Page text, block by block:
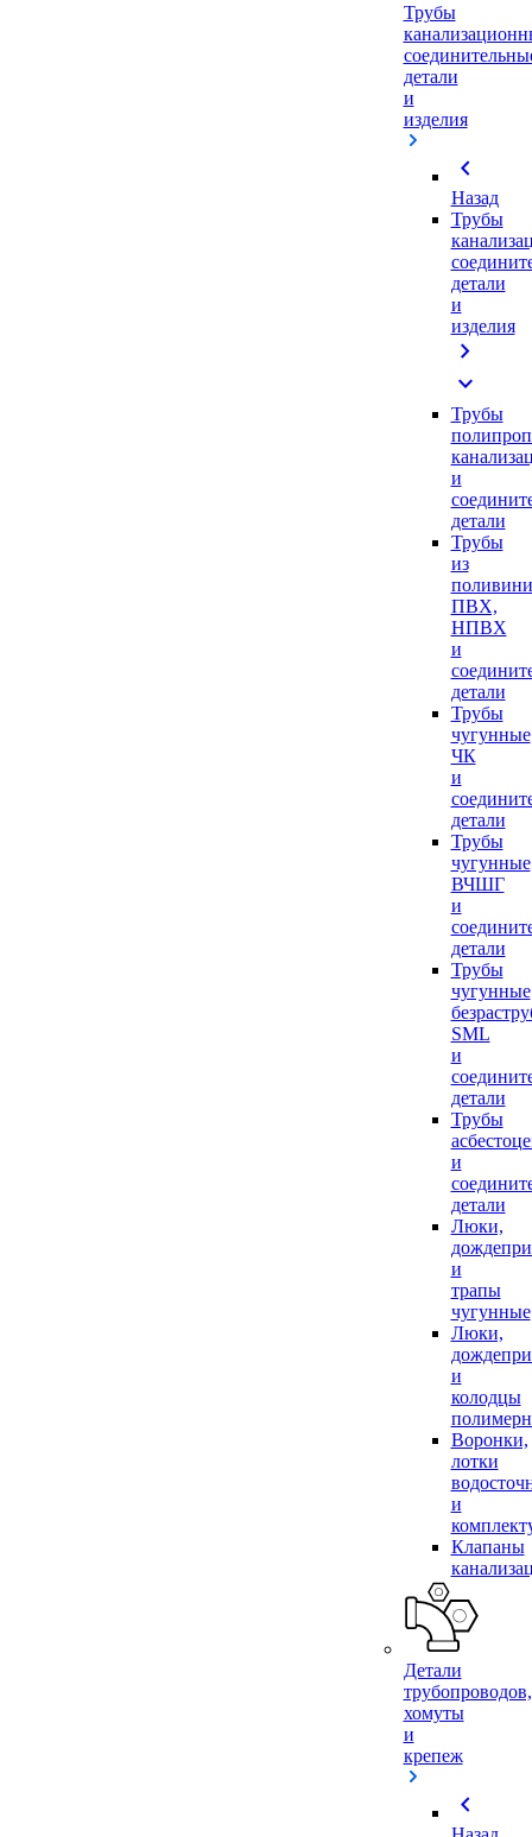
Трубы
детали
и
изделия
chevron_left
Назад
Трубы
детали
и
изделия
chevron_right
expand_more
Трубы
и
детали
Трубы
из
ПВХ,
НПВХ
и
детали
Трубы
чугунные
ЧК
и
детали
Трубы
чугунные
ВЧШГ
и
детали
Трубы
чугунные
SML
и
детали
Трубы
и
детали
Люки,
и
трапы
чугунные
Люки,
и
колодцы
Воронки,
лотки
и
Клапаны
Детали
трубопроводов,
хомуты
и
крепеж
chevron_left